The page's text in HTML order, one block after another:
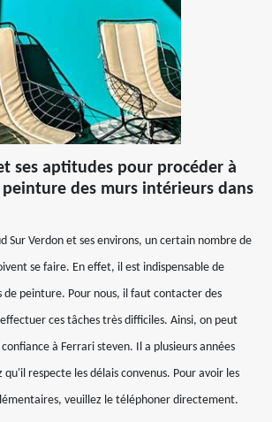
ses aptitudes pour procéder à
des murs intérieurs dans
Sur Verdon et ses environs, un certain nombre de
se faire. En effet, il est indispensable de
de peinture. Pour nous, il faut contacter des
ces tâches très difficiles. Ainsi, on peut
à Ferrari steven. Il a plusieurs années
respecte les délais convenus. Pour avoir les
veuillez le téléphoner directement.